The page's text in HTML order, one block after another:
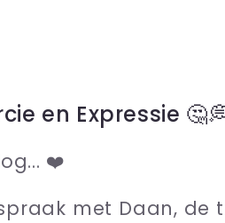
en Expressie
❤️
met Daan, de